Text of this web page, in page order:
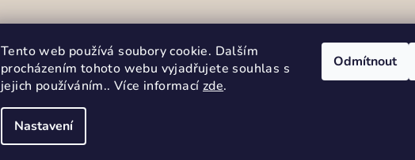
Tento web používá soubory cookie. Dalším
procházením tohoto webu vyjadřujete souhlas s
jejich používáním.. Více informací zde.
Nastavení
Odmítnout
Sledovat na